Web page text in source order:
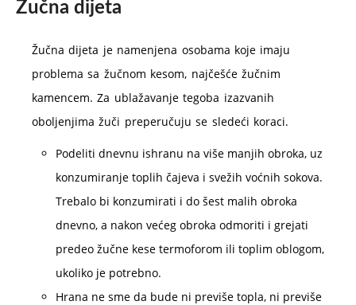
Žučna dijeta
Žučna dijeta je namenjena osobama koje imaju
problema sa žučnom kesom, najčešće žučnim
kamencem. Za ublažavanje tegoba izazvanih
oboljenjima žuči preperučuju se sledeći koraci.
Podeliti dnevnu ishranu na više manjih obroka, uz
konzumiranje toplih čajeva i svežih voćnih sokova.
Trebalo bi konzumirati i do šest malih obroka
dnevno, a nakon većeg obroka odmoriti i grejati
predeo žučne kese termoforom ili toplim oblogom,
ukoliko je potrebno.
Hrana ne sme da bude ni previše topla, ni previše